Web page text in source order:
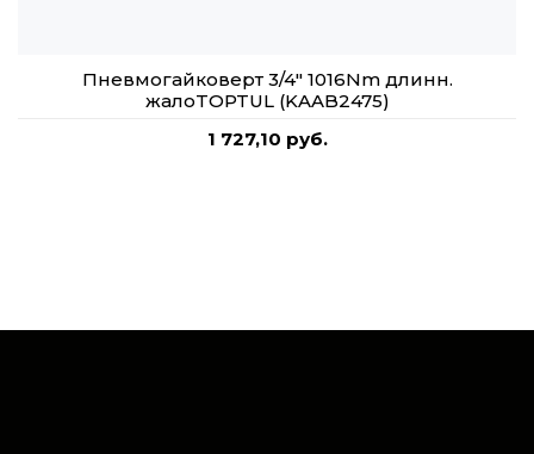
Пневмогайковерт 3/4" 1016Nm длинн.
жалоTOPTUL (KAAB2475)
1 727,10 руб.